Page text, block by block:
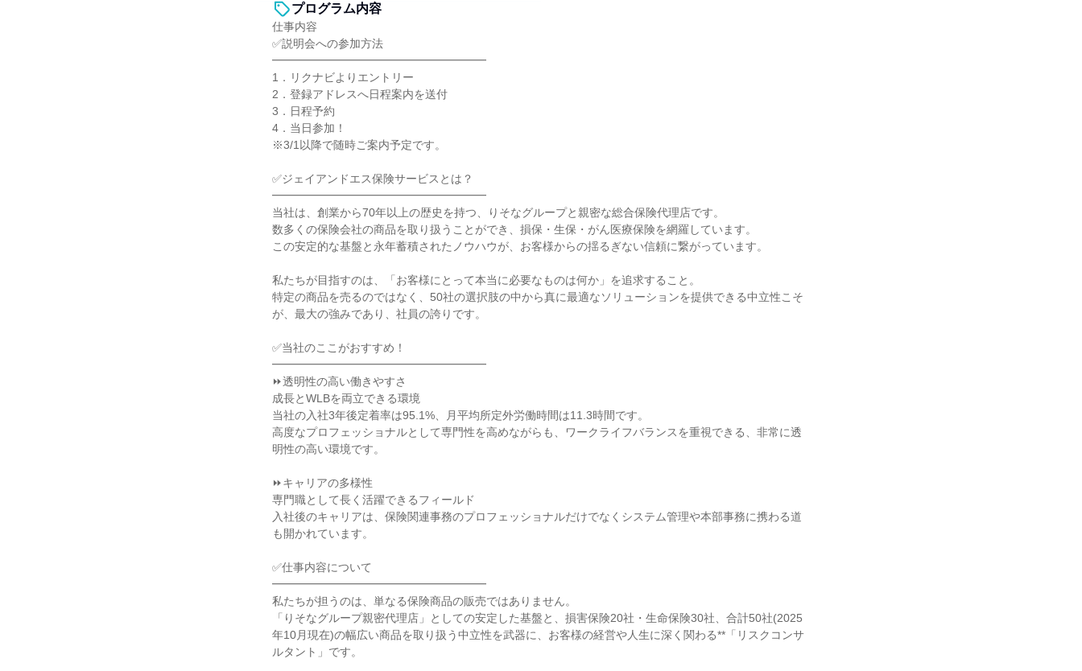
プログラム内容
仕事内容
✅説明会への参加方法
━━━━━━━━━━━━━━━━━━━
1．リクナビよりエントリー
2．登録アドレスへ日程案内を送付
3．日程予約
4．当日参加！
※3/1以降で随時ご案内予定です。
✅ジェイアンドエス保険サービスとは？
━━━━━━━━━━━━━━━━━━━
当社は、創業から70年以上の歴史を持つ、りそなグループと親密な総合保険代理店です。
数多くの保険会社の商品を取り扱うことができ、損保・生保・がん医療保険を網羅しています。
この安定的な基盤と永年蓄積されたノウハウが、お客様からの揺るぎない信頼に繋がっています。
私たちが目指すのは、「お客様にとって本当に必要なものは何か」を追求すること。
特定の商品を売るのではなく、50社の選択肢の中から真に最適なソリューションを提供できる中立性こそ
が、最大の強みであり、社員の誇りです。
✅当社のここがおすすめ！
━━━━━━━━━━━━━━━━━━━
⏩透明性の高い働きやすさ
成長とWLBを両立できる環境
当社の入社3年後定着率は95.1%、月平均所定外労働時間は11.3時間です。
高度なプロフェッショナルとして専門性を高めながらも、ワークライフバランスを重視できる、非常に透
明性の高い環境です。
⏩キャリアの多様性
専門職として長く活躍できるフィールド
入社後のキャリアは、保険関連事務のプロフェッショナルだけでなくシステム管理や本部事務に携わる道
も開かれています。
✅仕事内容について
━━━━━━━━━━━━━━━━━━━
私たちが担うのは、単なる保険商品の販売ではありません。
「りそなグループ親密代理店」としての安定した基盤と、損害保険20社・生命保険30社、合計50社(2025
年10月現在)の幅広い商品を取り扱う中立性を武器に、お客様の経営や人生に深く関わる**「リスクコンサ
ルタント」です。